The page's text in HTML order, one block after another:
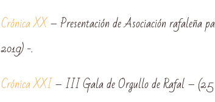
Crónica XX– Presentación de Asociación rafaleña
2019) -.
Crónica XXI– III Gala de Orgullo de Rafal – (25